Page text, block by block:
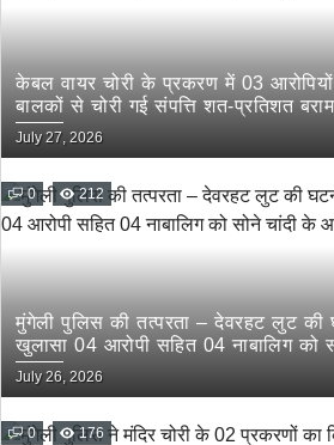
केबल वायर चोरी के प्रकरण में 03
बालकों से चोरी गई संपत्ति शत-प्रतिशत
July 27, 2026
0 212
मुंगेली पुलिस की तत्परता – देवरहट लुट की
खुलासा 04 आरोपी सहित 04 नाबालिग को
किया गिरफ्तार
July 26, 2026
0 176